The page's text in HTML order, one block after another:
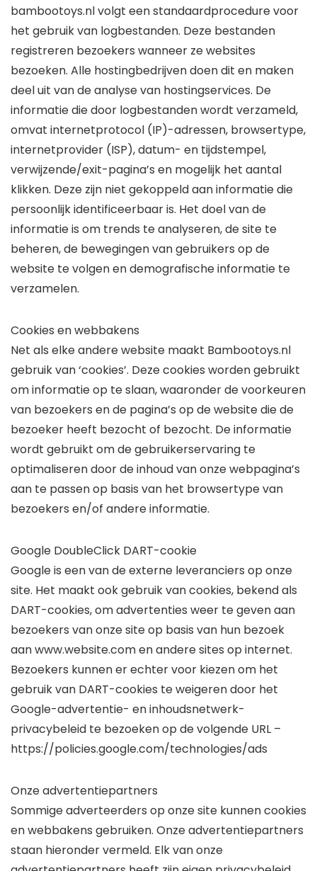
bambootoys.nl volgt een standaardprocedure voor
het gebruik van logbestanden. Deze bestanden
registreren bezoekers wanneer ze websites
bezoeken. Alle hostingbedrijven doen dit en maken
deel uit van de analyse van hostingservices. De
informatie die door logbestanden wordt verzameld,
omvat internetprotocol (IP)-adressen, browsertype,
internetprovider (ISP), datum- en tijdstempel,
verwijzende/exit-pagina’s en mogelijk het aantal
klikken. Deze zijn niet gekoppeld aan informatie die
persoonlijk identificeerbaar is. Het doel van de
informatie is om trends te analyseren, de site te
beheren, de bewegingen van gebruikers op de
website te volgen en demografische informatie te
verzamelen.
Cookies en webbakens
Net als elke andere website maakt Bambootoys.nl
gebruik van ‘cookies’. Deze cookies worden gebruikt
om informatie op te slaan, waaronder de voorkeuren
van bezoekers en de pagina’s op de website die de
bezoeker heeft bezocht of bezocht. De informatie
wordt gebruikt om de gebruikerservaring te
optimaliseren door de inhoud van onze webpagina’s
aan te passen op basis van het browsertype van
bezoekers en/of andere informatie.
Google DoubleClick DART-cookie
Google is een van de externe leveranciers op onze
site. Het maakt ook gebruik van cookies, bekend als
DART-cookies, om advertenties weer te geven aan
bezoekers van onze site op basis van hun bezoek
aan www.website.com en andere sites op internet.
Bezoekers kunnen er echter voor kiezen om het
gebruik van DART-cookies te weigeren door het
Google-advertentie- en inhoudsnetwerk-
privacybeleid te bezoeken op de volgende URL –
https://policies.google.com/technologies/ads
Onze advertentiepartners
Sommige adverteerders op onze site kunnen cookies
en webbakens gebruiken. Onze advertentiepartners
staan hieronder vermeld. Elk van onze